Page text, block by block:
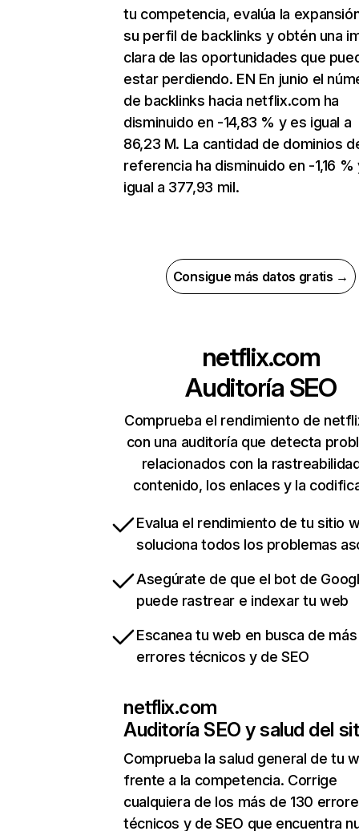
tu competencia, evalúa la
su perfil de backlinks y obtén una
clara de las oportunidades que
estar perdiendo. EN En junio el
de backlinks hacia netflix.com ha
disminuido en -14,83 % y es igual a
86,23 M. La cantidad de dominios
referencia ha disminuido en -1,16 %
igual a 377,93 mil.
Consigue más datos gratis →
netflix.com
Auditoría SEO
Comprueba el rendimiento de
con una auditoría que detecta
relacionados con la
contenido, los enlaces y la
Evalua el rendimiento de tu sitio
soluciona todos los problemas
Asegúrate de que el bot de
puede rastrear e indexar tu web
Escanea tu web en busca de
errores técnicos y de SEO
netflix.com
Auditoría SEO y salud del
Comprueba la salud general de tu
frente a la competencia. Corrige
cualquiera de los más de 130
técnicos y de SEO que encuentra